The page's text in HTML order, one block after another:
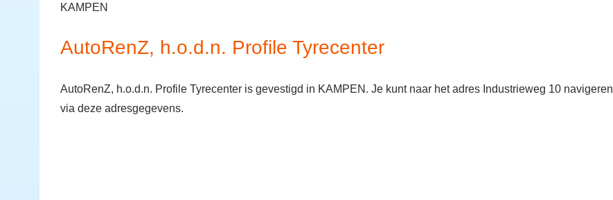
KAMPEN
AutoRenZ, h.o.d.n. Profile Tyrecenter
AutoRenZ, h.o.d.n. Profile Tyrecenter is gevestigd in KAMPEN. Je kunt naar het adres Industrieweg 10 navigeren
via deze adresgegevens.